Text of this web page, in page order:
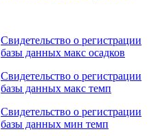
Свидетельство о регистрации
базы данных макс осадков
Свидетельство о регистрации
базы данных макс темп
Свидетельство о регистрации
базы данных мин темп